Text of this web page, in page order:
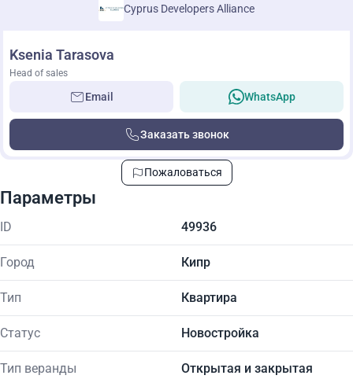
Cyprus Developers Alliance
Ksenia Tarasova
Head of sales
Email WhatsApp
Заказать звонок
Пожаловаться
Параметры
ID 49936
Город Кипр
Тип Квартира
Статус Новостройка
Тип веранды Открытая и закрытая